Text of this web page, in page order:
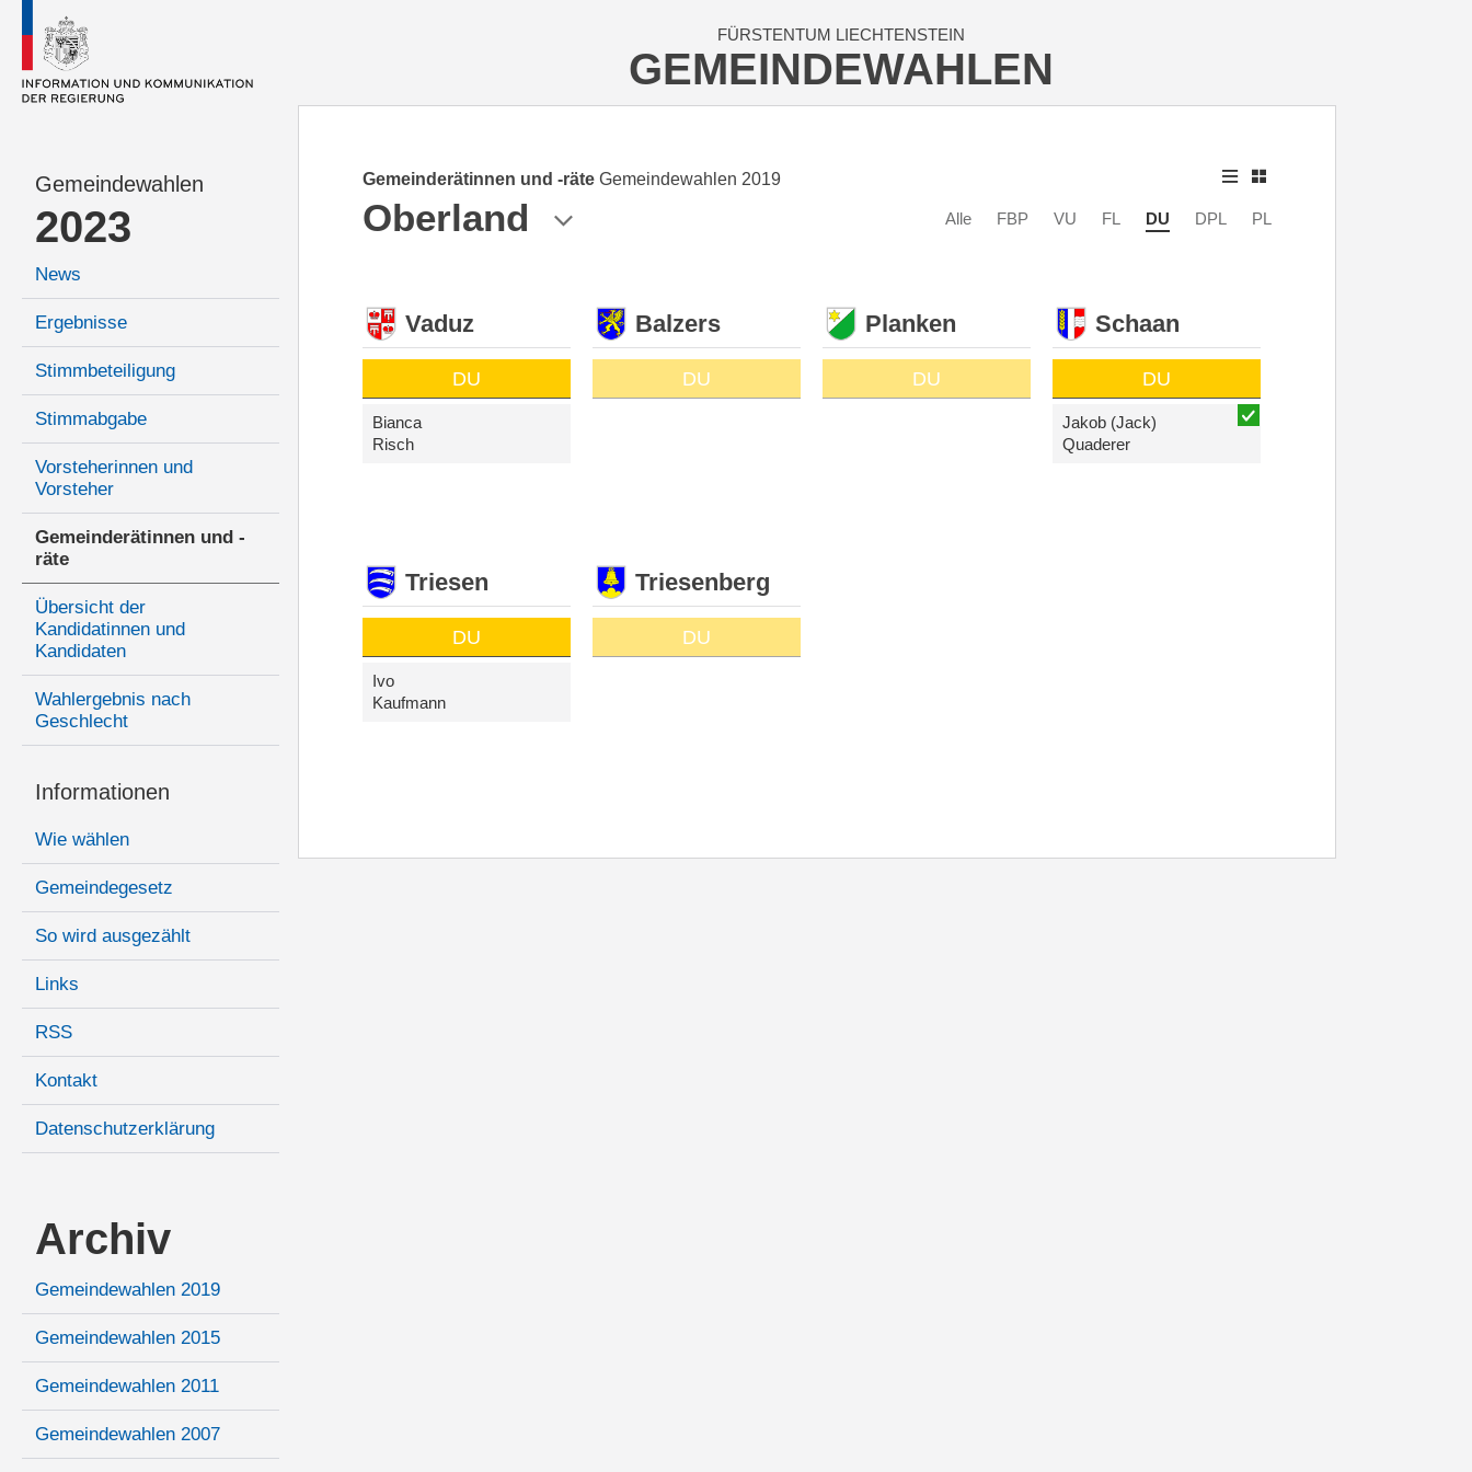
FÜRSTENTUM LIECHTENSTEIN
GEMEINDEWAHLEN
Gemeindewahlen
2023
News
Ergebnisse
Stimmbeteiligung
Stimmabgabe
Vorsteherinnen und
Vorsteher
Gemeinderätinnen und -
räte
Übersicht der
Kandidatinnen und
Kandidaten
Wahlergebnis nach
Geschlecht
Informationen
Wie wählen
Gemeindegesetz
So wird ausgezählt
Links
RSS
Kontakt
Datenschutzerklärung
Archiv
Gemeindewahlen 2019
Gemeindewahlen 2015
Gemeindewahlen 2011
Gemeindewahlen 2007
Gemeinderätinnen und -räte Gemeindewahlen 2019
Oberland Alle FBP VU FL DU DPL PL
Vaduz
DU
Bianca
Risch
Balzers
DU
Planken
DU
Schaan
DU
Jakob (Jack)
Quaderer
Triesen
DU
Ivo
Kaufmann
Triesenberg
DU